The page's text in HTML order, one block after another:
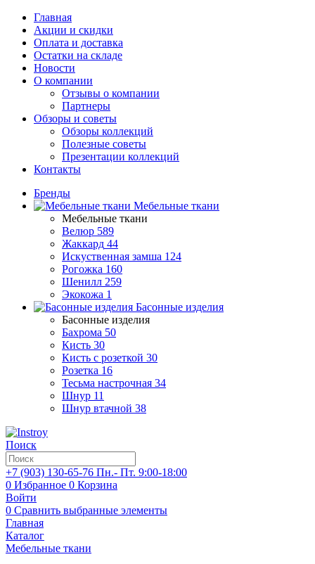
Главная
Акции и скидки
Оплата и доставка
Остатки на складе
Новости
О компании
Отзывы о компании
Партнеры
Обзоры и советы
Обзоры коллекций
Полезные советы
Презентации коллекций
Контакты
Бренды
Мебельные ткани
Мебельные ткани
Велюр 589
Жаккард 44
Искуственная замша 124
Рогожка 160
Шенилл 259
Экокожа 1
Басонные изделия
Басонные изделия
Бахрома 50
Кисть 30
Кисть с розеткой 30
Розетка 16
Тесьма настрочная 34
Шнур 11
Шнур втачной 38
Поиск
+7 (903) 130-65-76 Пн.- Пт. 9:00-18:00
0 Избранное 0 Корзина
Войти
0 Сравнить выбранные элементы
Главная
Каталог
Мебельные ткани